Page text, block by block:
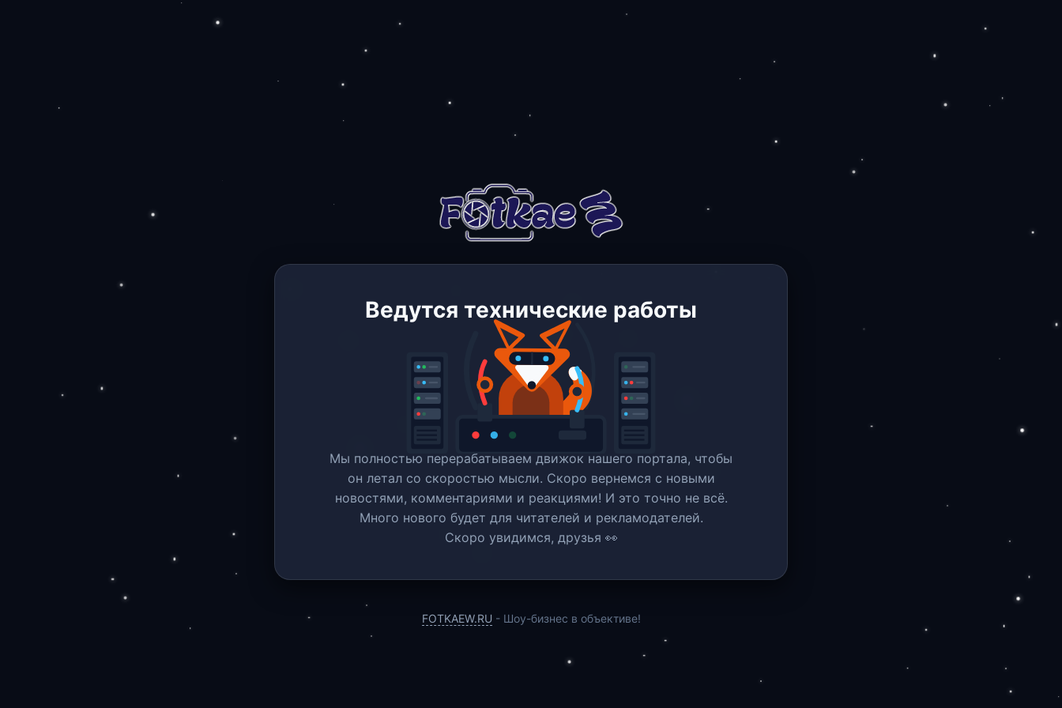
Ведутся технические работы
Мы полностью перерабатываем движок нашего портала, чтобы
он летал со скоростью мысли. Скоро вернемся c новыми
новостями, комментариями и реакциями! И это точно не всё.
Много нового будет для читателей и рекламодателей.
Скоро увидимся, друзья 👀
FOTKAEW.RU - Шоу-бизнес в объективе!